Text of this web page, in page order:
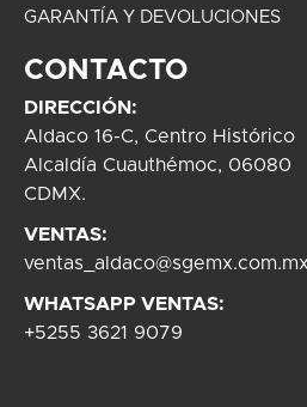
GARANTÍA Y DEVOLUCIONES
CONTACTO
DIRECCIÓN:
Aldaco 16-C, Centro Histórico
Alcaldía Cuauthémoc, 06080
CDMX.
VENTAS:
ventas_aldaco@sgemx.com.mx
WHATSAPP VENTAS:
+5255 3621 9079